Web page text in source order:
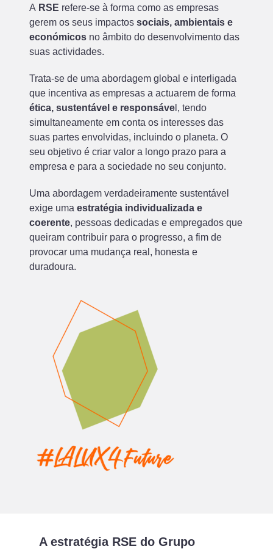
A RSE refere-se à forma como as empresas
gerem os seus impactos sociais, ambientais e
económicos no âmbito do desenvolvimento das
suas actividades.
Trata-se de uma abordagem global e interligada
que incentiva as empresas a actuarem de forma
ética, sustentável e responsáve l, tendo
simultaneamente em conta os interesses das
suas partes envolvidas, incluindo o planeta. O
seu objetivo é criar valor a longo prazo para a
empresa e para a sociedade no seu conjunto.
Uma abordagem verdadeiramente sustentável
exige uma estratégia individualizada e
coerente, pessoas dedicadas e empregados que
queiram contribuir para o progresso, a fim de
provocar uma mudança real, honesta e
duradoura.
A estratégia RSE do Grupo